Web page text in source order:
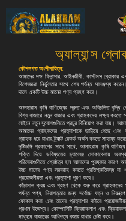
কৌশলগত অংশীদারিত্ব:
আমাদের দক্ষ ফিনান্সার, আইনজীবী, কাস্টমস ব্রোকার
বিশেষজ্ঞরা নির্ভুলতার সাথে শেষ পর্যন্ত সামঞ্জস্য
দামে একটি উচ্চ মানের পণ্য গ্রহণ করে।
আলহারাম কৃষি বাণিজ্যের দ্রুত এবং অবিচলিত বৃদ্ধি
বিশ্ব বাজারে নতুন বাজার এবং গ্রাহকদের লক্ষ্য করতে
লাইনে নতুন সুযোগগুলিতে প্রচুর বিনিয়োগ করা যায়।
আমাদের গ্রাহকদের প্রত্যাশাকে ছাড়িয়ে গেছে
গ্রাহক ধরে রাখার ট্র্যাক্ট রেকর্ড অর্জন করতে সাহায্য
দৃষ্টিভঙ্গি প্রকাশের সাথে সাথে, আলাহরাম কৃষি
শক্তি দিয়ে ভবিষ্যতের চ্যালেঞ্জ মোকাবেলায়
পরিষেবাগুলিতে শ্রেষ্ঠত্ব হল আমাদের পুরষ্কার কারণ
উচ্চ মানের পণ্য সরবরাহ করতে প্রতিশ্রুতিবদ্ধ যা
প্রয়োজনীয়তা এবং প্রত্যাশা পূরণ করে।
কাঁচামাল ক্রয় এবং গ্রহণ থেকে শুরু করে গ্রাহকদের
পর্যন্ত পণ্য, নিরাপত্তার জন্য সর্বোচ্চ যত্ন ও
ফোকাস করা এবং তাদের প্রত্যাশার বাইরে
প্রধান উদ্দেশ্য। কোম্পানিটি ক্রিয়াকলাপ এবং
মাধ্যমে বাজারের আধিপত্য বজায় রাখার চেষ্টা করে।
অ্যাল্যান্স